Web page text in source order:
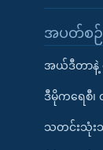
အပတ်စဉ်
အယ်ဒီတာနဲ့
ဒီမိုကရေစီ၊
သတင်းသုံး